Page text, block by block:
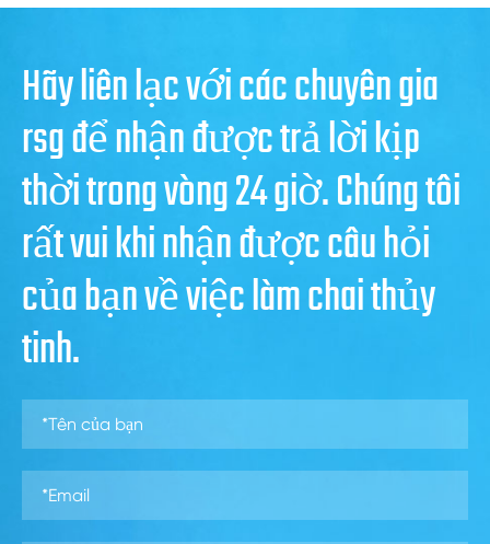
Hãy liên lạc với các chuyên gia
rsg để nhận được trả lời kịp
thời trong vòng 24 giờ. Chúng tôi
rất vui khi nhận được câu hỏi
của bạn về việc làm chai thủy
tinh.